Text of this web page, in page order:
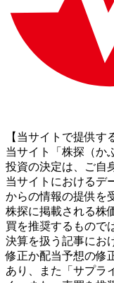
【当サイトで提供す
当サイト「株探（か
投資の決定は、ご自
当サイトにおけるデ
からの情報の提供を
株探に掲載される株
買を推奨するもので
決算を扱う記事にお
修正か配当予想の修
あり、また「サプラ